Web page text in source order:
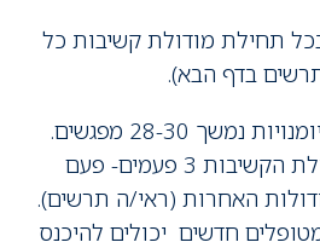
תחילת מודולת קשיבות כל
בדף הבא).
סבב אחד של לימוד מיומנויות נמשך 28-30 מפגשים.
בסבב עוברים את מודולת הקשיבות 3 פעמים- פעם
אחת מ 3 המודולות האחרות (ראי/ה תרשים).
חדשים יכולים להיכנס